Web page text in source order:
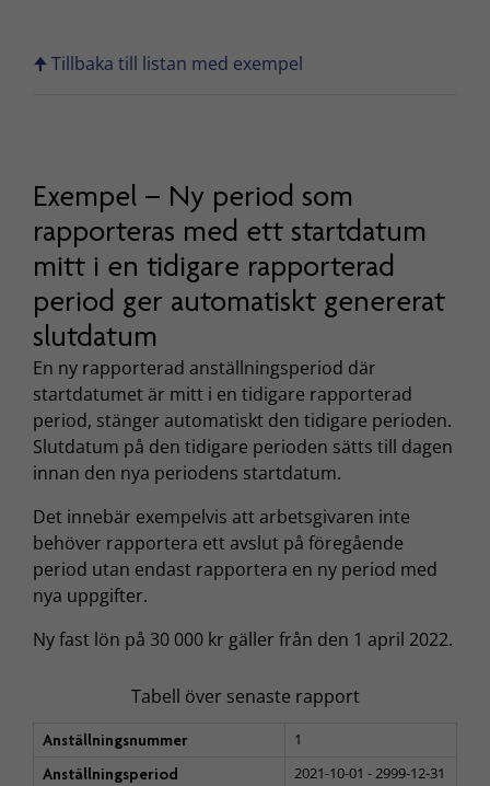
🠉 Tillbaka till listan med exempel
Exempel – Ny period som
rapporteras med ett startdatum
mitt i en tidigare rapporterad
period ger automatiskt genererat
slutdatum
En ny rapporterad anställningsperiod där
startdatumet är mitt i en tidigare rapporterad
period, stänger automatiskt den tidigare perioden.
Slutdatum på den tidigare perioden sätts till dagen
innan den nya periodens startdatum.
Det innebär exempelvis att arbetsgivaren inte
behöver rapportera ett avslut på föregående
period utan endast rapportera en ny period med
nya uppgifter.
Ny fast lön på 30 000 kr gäller från den 1 april 2022.
Tabell över senaste rapport
Anställningsnummer
1
Anställningsperiod
2021-10-01 - 2999-12-31